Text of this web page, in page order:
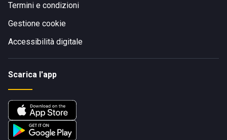
Termini e condizioni
Gestione cookie
Accessibilità digitale
Scarica l'app